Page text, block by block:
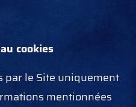
cookies
par le Site uniquement
mentionnées